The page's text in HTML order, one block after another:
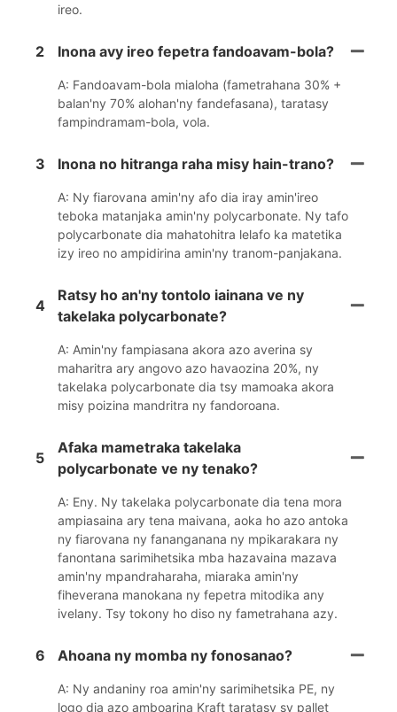
ireo.
2 Inona avy ireo fepetra fandoavam-bola?
A: Fandoavam-bola mialoha (fametrahana 30% +
balan'ny 70% alohan'ny fandefasana), taratasy
fampindramam-bola, vola.
3 Inona no hitranga raha misy hain-trano?
A: Ny fiarovana amin'ny afo dia iray amin'ireo
teboka matanjaka amin'ny polycarbonate. Ny tafo
polycarbonate dia mahatohitra lelafo ka matetika
izy ireo no ampidirina amin'ny tranom-panjakana.
4
Ratsy ho an'ny tontolo iainana ve ny
takelaka polycarbonate?
A: Amin'ny fampiasana akora azo averina sy
maharitra ary angovo azo havaozina 20%, ny
takelaka polycarbonate dia tsy mamoaka akora
misy poizina mandritra ny fandoroana.
5
Afaka mametraka takelaka
polycarbonate ve ny tenako?
A: Eny. Ny takelaka polycarbonate dia tena mora
ampiasaina ary tena maivana, aoka ho azo antoka
ny fiarovana ny fananganana ny mpikarakara ny
fanontana sarimihetsika mba hazavaina mazava
amin'ny mpandraharaha, miaraka amin'ny
fiheverana manokana ny fepetra mitodika any
ivelany. Tsy tokony ho diso ny fametrahana azy.
6 Ahoana ny momba ny fonosanao?
A: Ny andaniny roa amin'ny sarimihetsika PE, ny
logo dia azo amboarina Kraft taratasy sy pallet